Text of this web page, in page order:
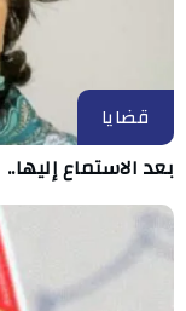
قضايا
بعد الاستماع